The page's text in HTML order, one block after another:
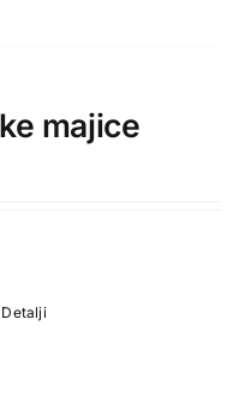
majice
Detalji